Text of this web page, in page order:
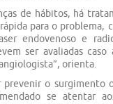
de hábitos, há
para o problema,
endovenoso e
ser avaliadas caso
orienta.
prevenir o surgimento
se atentar